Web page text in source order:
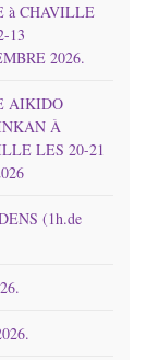
à CHAVILLE
13
2026.
AIKIDO
À
LES 20-21
(1h.de